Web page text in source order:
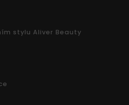
stylu Aliver Beauty